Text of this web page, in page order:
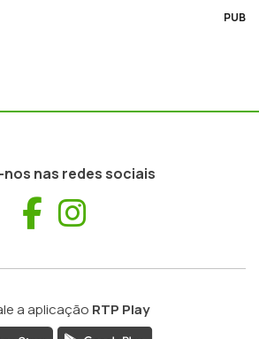
PUB
nas redes sociais
Facebook
a aplicação RTP Play